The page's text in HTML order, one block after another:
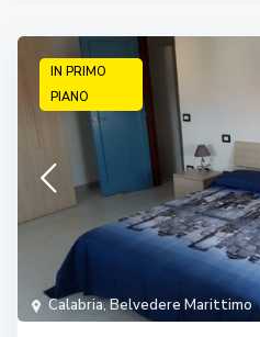
Calabria,Belvedere Marittimo
IN PRIMO
PIANO